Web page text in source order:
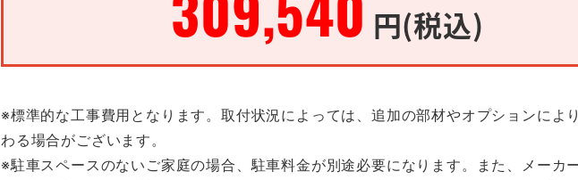
円(税込)
※標準的な工事費用となります。取付状況によっては、追加の部材やオプションによ
わる場合がございます。
※駐車スペースのないご家庭の場合、駐車料金が別途必要になります。また、メーカ